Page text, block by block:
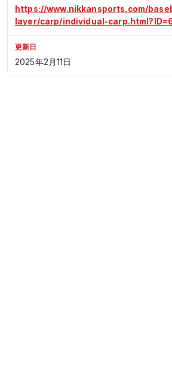
https://www.nikkansports.com/
layer/carp/individual-
更新日
2025年2月11日